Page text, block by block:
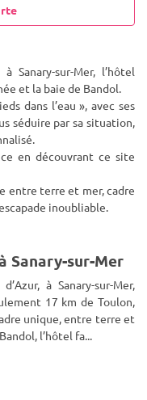
Sanary-sur-Mer, l’hôtel
et la baie de Bandol.
dans l’eau », avec ses
séduire par sa situation,
en découvrant ce site
entre terre et mer, cadre
inoubliable.
Sanary-sur-Mer
à Sanary-sur-Mer,
17 km de Toulon,
unique, entre terre et
l’hôtel fa...